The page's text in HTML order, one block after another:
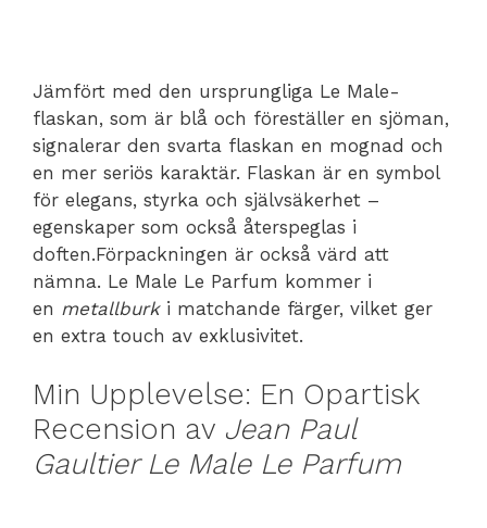
Jämfört med den ursprungliga Le Male-
flaskan, som är blå och föreställer en sjöman,
signalerar den svarta flaskan en mognad och
en mer seriös karaktär. Flaskan är en symbol
för elegans, styrka och självsäkerhet –
egenskaper som också återspeglas i
doften.Förpackningen är också värd att
nämna. Le Male Le Parfum kommer i
en metallburki matchande färger, vilket ger
en extra touch av exklusivitet.
Min Upplevelse: En Opartisk
Recension av Jean Paul
Gaultier Le Male Le Parfum